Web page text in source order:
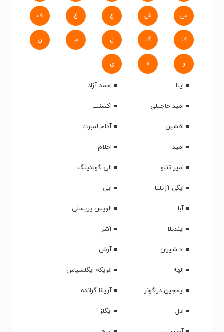
س ش ع غ ف
ک گ ل م ن
و ه ی
اینا
احمد آزاد
امید حاجیلی
اکسنت
افشین
آدام لمبرت
امید
احلام
امیر تتلو
الی گولدینگ
ایگی آزیلیا
ابی
آبا
الویس پریسلی
ایندیلا
آشر
اد شیران
آرش
الهه
انریکه ایگلسیاس
ایمجین دراگونز
آریانا گرانده
ادل
ایگلز